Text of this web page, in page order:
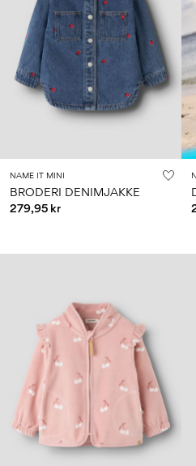
NAME IT MINI
BRODERI DENIMJAKKE
279,95 kr